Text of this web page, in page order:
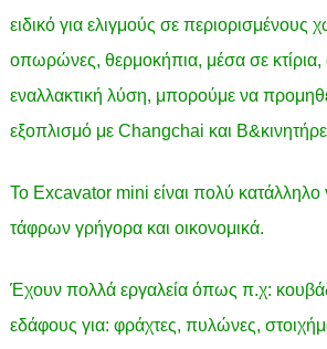
ειδικό για ελιγμούς σε
οπωρώνες, θερμοκήπια, μέσα σε
εναλλακτική λύση, μπορούμε να
εξοπλισμό με Changchai και
Το Excavator mini είναι πολύ κατάλληλο
τάφρων γρήγορα και οικονομικά.
Έχουν πολλά εργαλεία όπως π.χ:
εδάφους για: φράχτες, πυλώνες,